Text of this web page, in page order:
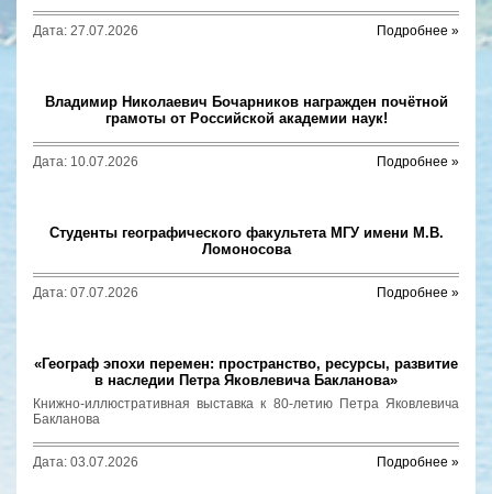
Дата: 27.07.2026 Подробнее »
Владимир Николаевич Бочарников награжден почётной
грамоты от Российской академии наук!
Дата: 10.07.2026 Подробнее »
Cтуденты географического факультета МГУ имени М.В.
Ломоносова
Дата: 07.07.2026 Подробнее »
«Географ эпохи перемен: пространство, ресурсы, развитие
в наследии Петра Яковлевича Бакланова»
Книжно-иллюстративная выставка к 80-летию Петра Яковлевича
Бакланова
Дата: 03.07.2026 Подробнее »